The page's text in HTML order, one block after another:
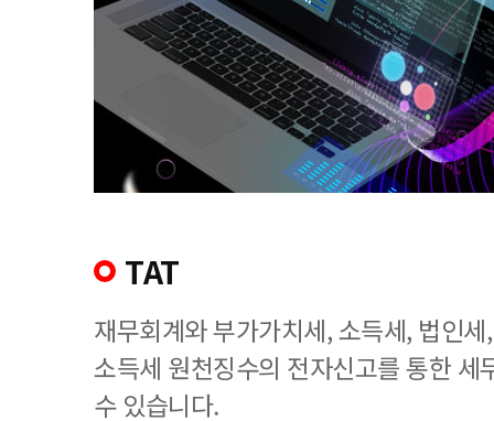
TAT
재무회계와 부가가치세, 소득세, 법인
소득세 원천징수의 전자신고를 통한 세
수 있습니다.